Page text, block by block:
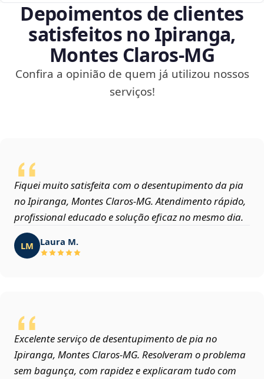
Depoimentos de clientes
satisfeitos no Ipiranga,
Montes Claros‑MG
Confira a opinião de quem já utilizou nossos
serviços!
Fiquei muito satisfeita com o desentupimento da pia
no Ipiranga, Montes Claros‑MG. Atendimento rápido,
profissional educado e solução eficaz no mesmo dia.
LM Laura M.
Excelente serviço de desentupimento de pia no
Ipiranga, Montes Claros‑MG. Resolveram o problema
sem bagunça, com rapidez e explicaram tudo com